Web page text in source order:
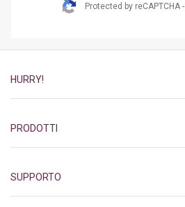
Protected by reCAPTCHA -
HURRY!
PRODOTTI
SUPPORTO